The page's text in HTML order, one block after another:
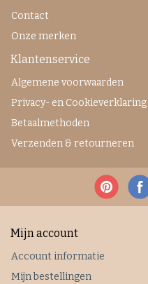
Contact
Onze merken
Klantenservice
Algemene voorwaarden
Privacy- en Cookieverklaring
Betaalmethoden
Verzenden & retourneren
Mijn account
Account informatie
Mijn bestellingen